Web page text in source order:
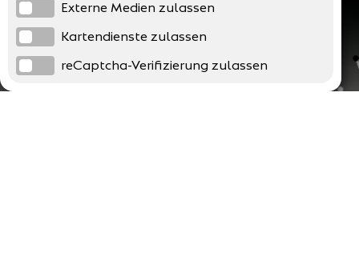
Externe Medien zulassen
Kartendienste zulassen
reCaptcha-Verifizierung zulassen